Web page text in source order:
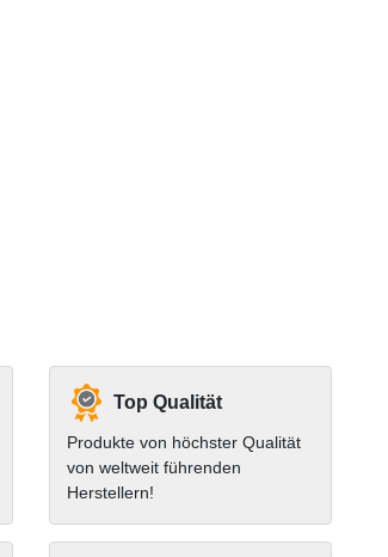
Top Qualität
Produkte von höchster Qualität
von weltweit führenden
Herstellern!